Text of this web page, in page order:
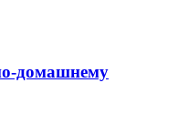
домашнему